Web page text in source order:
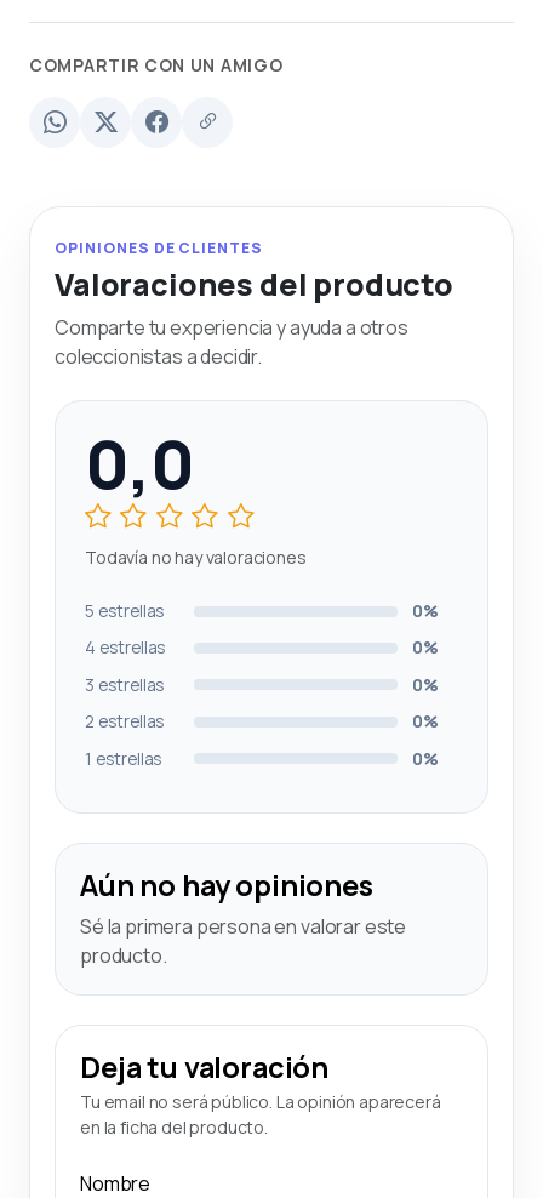
COMPARTIR CON UN AMIGO
OPINIONES DE CLIENTES
Valoraciones del producto
Comparte tu experiencia y ayuda a otros
coleccionistas a decidir.
0,0
Todavía no hay valoraciones
5 estrellas
0%
4 estrellas
0%
3 estrellas
0%
2 estrellas
0%
1 estrellas
0%
Aún no hay opiniones
Sé la primera persona en valorar este
producto.
Deja tu valoración
Tu email no será público. La opinión aparecerá
en la ficha del producto.
Nombre